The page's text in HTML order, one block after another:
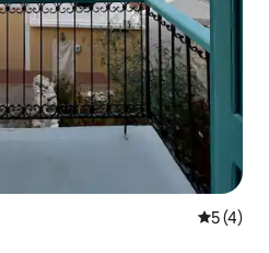
レビュー
5 (4)